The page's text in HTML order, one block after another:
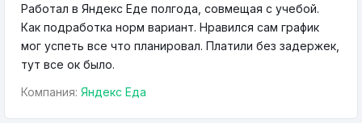
Работал в Яндекс Еде полгода, совмещая с учебой.
Как подработка норм вариант. Нравился сам график
мог успеть все что планировал. Платили без задержек,
тут все ок было.
Компания: Яндекс Еда